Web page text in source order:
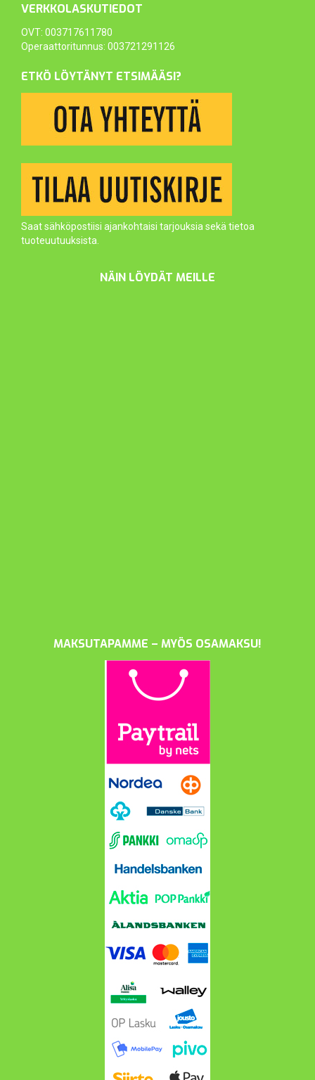
VERKKOLASKUTIEDOT
OVT: 003717611780
Operaattoritunnus: 003721291126
ETKÖ LÖYTÄNYT ETSIMÄÄSI?
Saat sähköpostiisi ajankohtaisi tarjouksia sekä tietoa
tuoteuutuuksista.
NÄIN LÖYDÄT MEILLE
MAKSUTAPAMME – MYÖS OSAMAKSU!